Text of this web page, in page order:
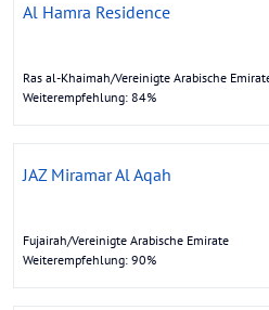
Al Hamra Residence
Ras al-Khaimah/Vereinigte Arabische
Weiterempfehlung: 84%
JAZ Miramar Al Aqah
Fujairah/Vereinigte Arabische Emirate
Weiterempfehlung: 90%